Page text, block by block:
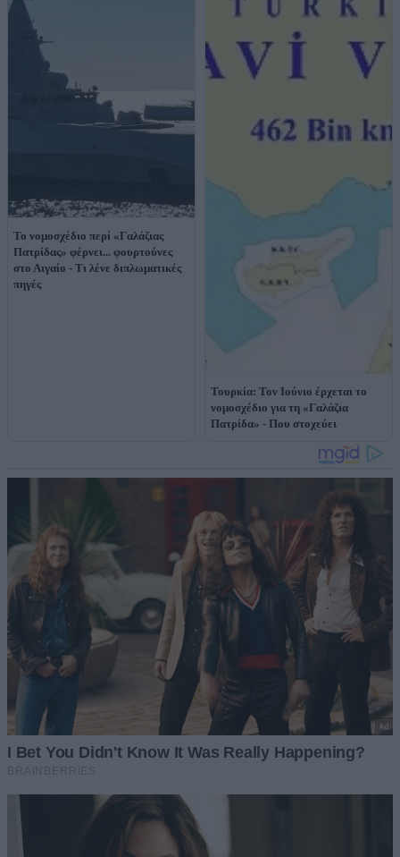
Το νομοσχέδιο περί «Γαλάζιας
Πατρίδας» φέρνει... φουρτούνες
στο Αιγαίο - Τι λένε διπλωματικές
πηγές
Τουρκία: Τον Ιούνιο έρχεται το
νομοσχέδιο για τη «Γαλάζια
Πατρίδα» - Που στοχεύει